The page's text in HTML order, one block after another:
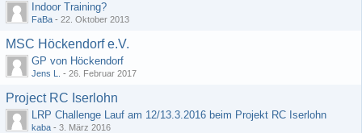
Indoor Training?
FaBa - 22. Oktober 2013
MSC Höckendorf e.V.
GP von Höckendorf
Jens L. - 26. Februar 2017
Project RC Iserlohn
LRP Challenge Lauf am 12/13.3.2016 beim Projekt RC Iserlohn
kaba - 3. März 2016